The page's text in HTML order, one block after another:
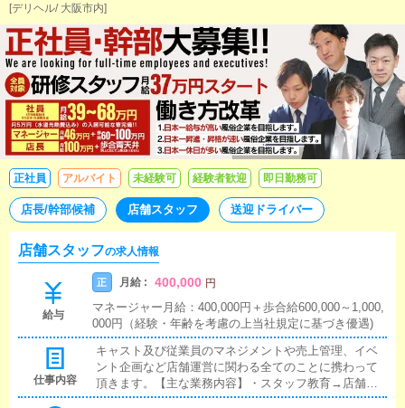
[デリヘル/ 大阪市内]
正社員 アルバイト 未経験可 経験者歓迎 即日勤務可
店長/幹部候補 店舗スタッフ 送迎ドライバー
店舗スタッフの求人情報
給与
正 月給 : 400,000 円
マネージャー月給：400,000円＋歩合給600,000～1,000,
000円（経験・年齢を考慮の上当社規定に基づき優遇)
仕事内容
キャスト及び従業員のマネジメントや売上管理、イベ
ント企画など店舗運営に関わる全てのことに携わって
頂きます。【主な業務内容】・スタッフ教育→店舗ス
タッフの電話応対指導やWEB更新指導・広告戦略→各